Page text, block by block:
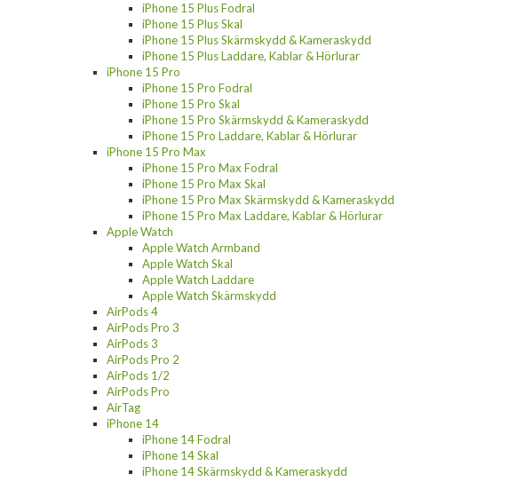
iPhone 15 Plus Fodral
iPhone 15 Plus Skal
iPhone 15 Plus Skärmskydd & Kameraskydd
iPhone 15 Plus Laddare, Kablar & Hörlurar
iPhone 15 Pro
iPhone 15 Pro Fodral
iPhone 15 Pro Skal
iPhone 15 Pro Skärmskydd & Kameraskydd
iPhone 15 Pro Laddare, Kablar & Hörlurar
iPhone 15 Pro Max
iPhone 15 Pro Max Fodral
iPhone 15 Pro Max Skal
iPhone 15 Pro Max Skärmskydd & Kameraskydd
iPhone 15 Pro Max Laddare, Kablar & Hörlurar
Apple Watch
Apple Watch Armband
Apple Watch Skal
Apple Watch Laddare
Apple Watch Skärmskydd
AirPods 4
AirPods Pro 3
AirPods 3
AirPods Pro 2
AirPods 1/2
AirPods Pro
AirTag
iPhone 14
iPhone 14 Fodral
iPhone 14 Skal
iPhone 14 Skärmskydd & Kameraskydd